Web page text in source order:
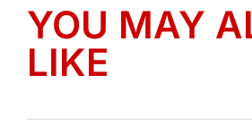
YOU MAY
LIKE